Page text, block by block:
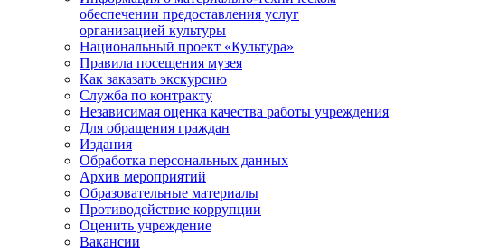
обеспечении предоставления услуг
организацией культуры
Национальный проект «Культура»
Правила посещения музея
Как заказать экскурсию
Служба по контракту
Независимая оценка качества работы учреждения
Для обращения граждан
Издания
Обработка персональных данных
Архив мероприятий
Образовательные материалы
Противодействие коррупции
Оценить учреждение
Вакансии